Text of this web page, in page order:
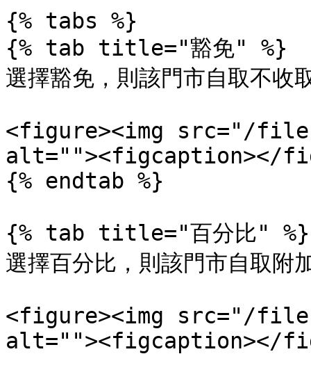
{% tabs %}
{% tab title="豁免" %}
選擇豁免，則該門市自取不收
<figure><img src="/files/
alt=""><figcaption></
{% endtab %}
{% tab title="百分比" %}
選擇百分比，則該門市自取附
<figure><img src="/files/
alt=""><figcaption></